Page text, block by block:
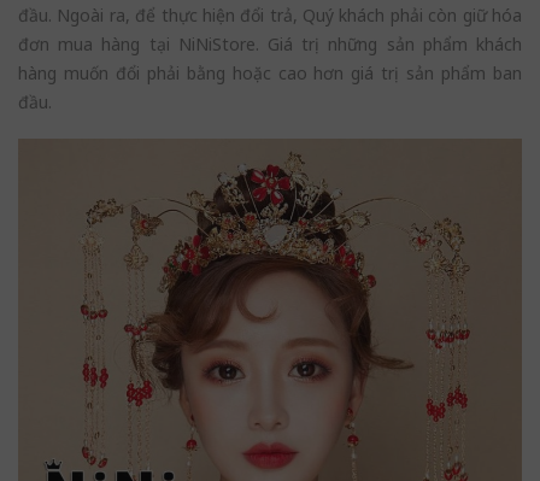
đầu. Ngoài ra, để thực hiện đổi trả, Quý khách phải còn giữ hóa
đơn mua hàng tại NiNiStore. Giá trị những sản phẩm khách
hàng muốn đổi phải bằng hoặc cao hơn giá trị sản phẩm ban
đầu.